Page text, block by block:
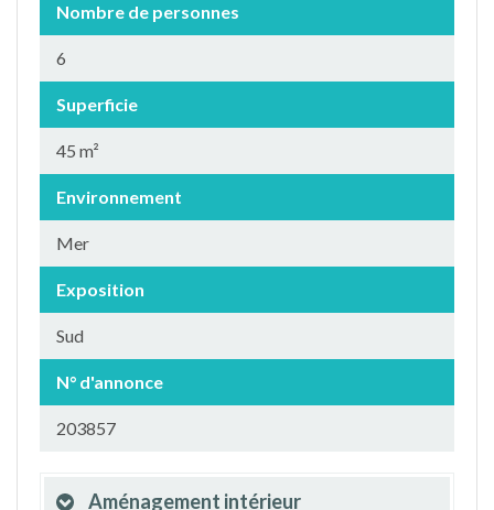
Nombre de personnes
6
Superficie
45 m²
Environnement
Mer
Exposition
Sud
N° d'annonce
203857
Aménagement intérieur